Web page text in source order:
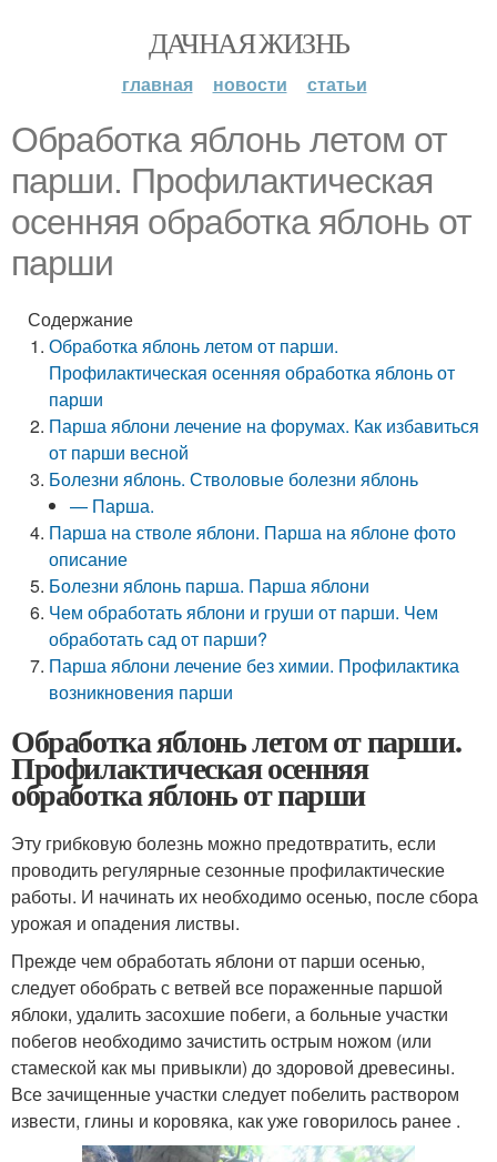
ДАЧНАЯ ЖИЗНЬ
главная новости статьи
Обработка яблонь летом от
парши. Профилактическая
осенняя обработка яблонь от
парши
Содержание
Обработка яблонь летом от парши.
Профилактическая осенняя обработка яблонь от
парши
Парша яблони лечение на форумах. Как избавиться
от парши весной
Болезни яблонь. Стволовые болезни яблонь
— Парша.
Парша на стволе яблони. Парша на яблоне фото
описание
Болезни яблонь парша. Парша яблони
Чем обработать яблони и груши от парши. Чем
обработать сад от парши?
Парша яблони лечение без химии. Профилактика
возникновения парши
Обработка яблонь летом от парши.
Профилактическая осенняя
обработка яблонь от парши
Эту грибковую болезнь можно предотвратить, если
проводить регулярные сезонные профилактические
работы. И начинать их необходимо осенью, после сбора
урожая и опадения листвы.
Прежде чем обработать яблони от парши осенью,
следует обобрать с ветвей все пораженные паршой
яблоки, удалить засохшие побеги, а больные участки
побегов необходимо зачистить острым ножом (или
стамеской как мы привыкли) до здоровой древесины.
Все зачищенные участки следует побелить раствором
извести, глины и коровяка, как уже говорилось ранее .